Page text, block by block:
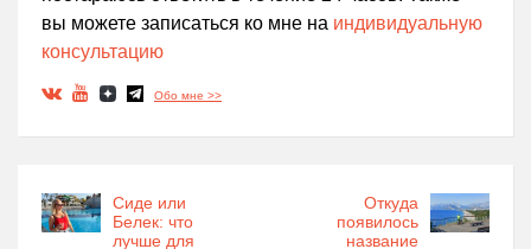
вы можете записаться ко мне на индивидуальную
консультацию
Обо мне >>
Сиде или
Белек: что
лучше для
Откуда
появилось
название